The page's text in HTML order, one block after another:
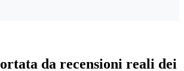
da recensioni reali dei